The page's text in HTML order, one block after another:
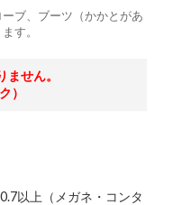
ブ、ブーツ（かかとがあ
す。
せん。
）
以上（メガネ・コンタ